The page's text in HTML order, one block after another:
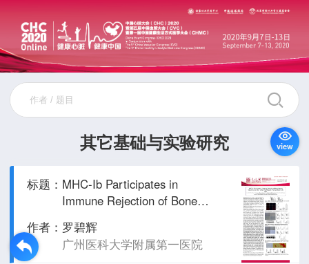
其它基础与实验研究 view
标题： MHC-Ib Participates in
Immune Rejection of Bone
Cells After Allogenic
Transplantation into Mice
作者： 罗碧辉
广州医科大学附属第一医院